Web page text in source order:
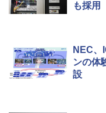
も採用
NEC、
ンの体
設